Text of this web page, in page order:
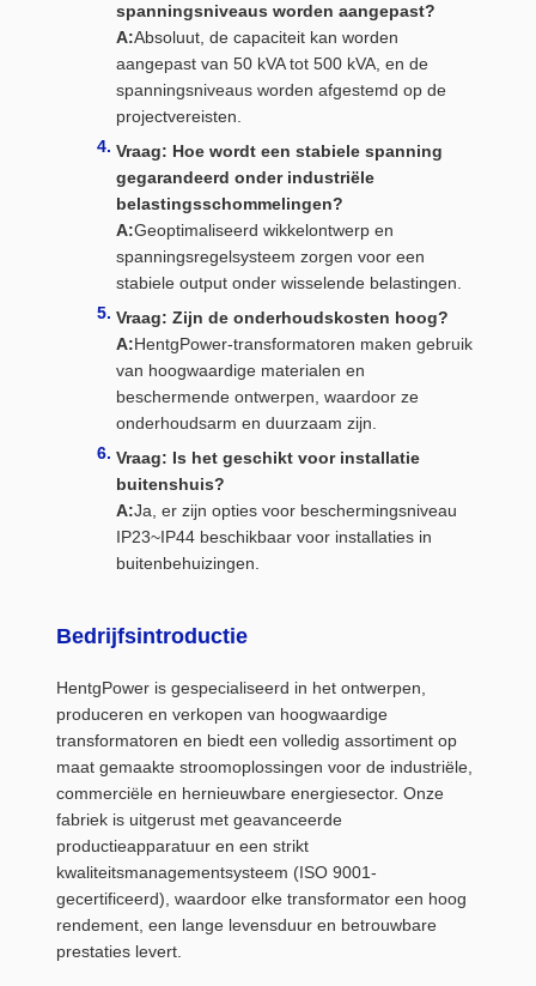
spanningsniveaus worden aangepast?
A:Absoluut, de capaciteit kan worden
aangepast van 50 kVA tot 500 kVA, en de
spanningsniveaus worden afgestemd op de
projectvereisten.
Vraag: Hoe wordt een stabiele spanning
gegarandeerd onder industriële
belastingsschommelingen?
A:Geoptimaliseerd wikkelontwerp en
spanningsregelsysteem zorgen voor een
stabiele output onder wisselende belastingen.
Vraag: Zijn de onderhoudskosten hoog?
A:HentgPower-transformatoren maken gebruik
van hoogwaardige materialen en
beschermende ontwerpen, waardoor ze
onderhoudsarm en duurzaam zijn.
Vraag: Is het geschikt voor installatie
buitenshuis?
A:Ja, er zijn opties voor beschermingsniveau
IP23~IP44 beschikbaar voor installaties in
buitenbehuizingen.
Bedrijfsintroductie
HentgPower is gespecialiseerd in het ontwerpen,
produceren en verkopen van hoogwaardige
transformatoren en biedt een volledig assortiment op
maat gemaakte stroomoplossingen voor de industriële,
commerciële en hernieuwbare energiesector. Onze
fabriek is uitgerust met geavanceerde
productieapparatuur en een strikt
kwaliteitsmanagementsysteem (ISO 9001-
gecertificeerd), waardoor elke transformator een hoog
rendement, een lange levensduur en betrouwbare
prestaties levert.